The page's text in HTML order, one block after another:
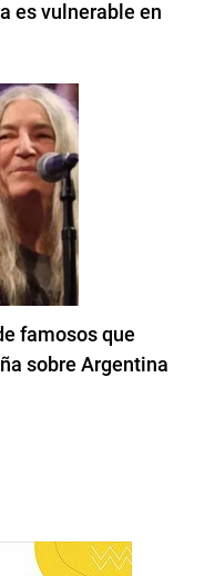
es vulnerable en
famosos que
sobre Argentina